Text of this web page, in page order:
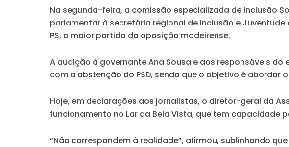
Na segunda-feira, a comissão especializada de Inclusão
parlamentar à secretária regional de Inclusão e
PS, o maior partido da oposição madeirense.
A audição à governante Ana Sousa e aos responsáveis do
com a abstenção do PSD, sendo que o objetivo é abordar
Hoje, em declarações aos jornalistas, o diretor-geral da
funcionamento no Lar da Bela Vista, que tem capacidade
“Não correspondem à realidade”, afirmou, sublinhando